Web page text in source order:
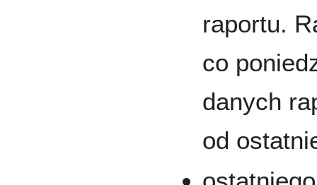
raportu.
co
danych
od